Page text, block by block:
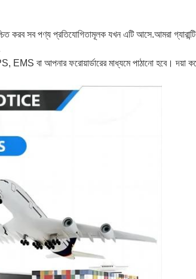
করব সব পণ্য প্রতিযোগিতামূলক যখন এটি আসে.আমরা গ্যারান্টি
বা আপনার ফরোয়ার্ডারের মাধ্যমে পাঠানো হবে। দয়া